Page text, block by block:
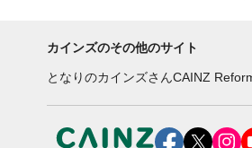
カインズのその他のサイト
となりのカインズさんCAINZ